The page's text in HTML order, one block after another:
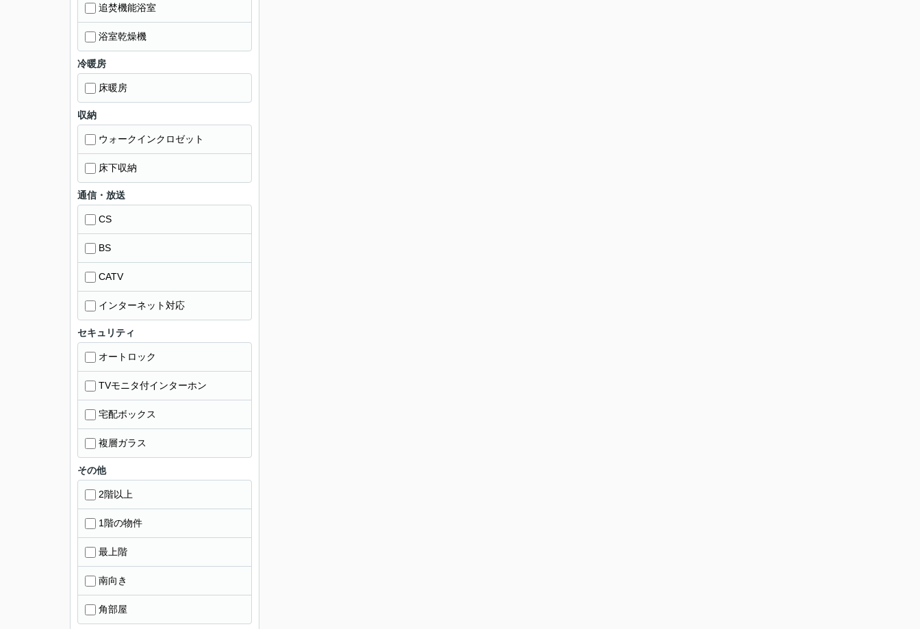
追焚機能浴室
浴室乾燥機
冷暖房
床暖房
収納
ウォークインクロゼット
床下収納
通信・放送
CS
BS
CATV
インターネット対応
セキュリティ
オートロック
TVモニタ付インターホン
宅配ボックス
複層ガラス
その他
2階以上
1階の物件
最上階
南向き
角部屋